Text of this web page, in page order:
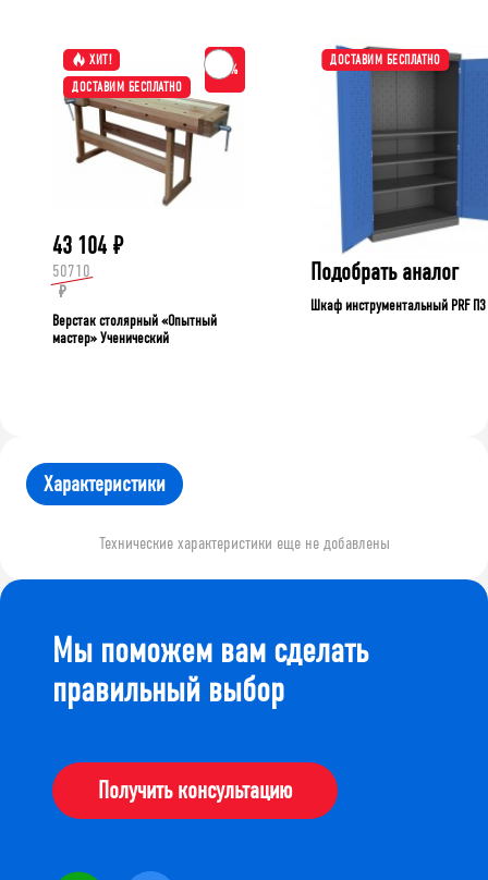
ХИТ!
ДОСТАВИМ БЕСПЛАТНО
-15%
43 104 ₽
50710
₽
Верстак столярный «Опытный
мастер» Ученический
ДОСТАВИМ БЕСПЛАТНО
Подобрать аналог
Шкаф инструментальный PRF П3
Характеристики
Технические характеристики еще не добавлены
Мы поможем вам сделать
правильный выбор
Получить консультацию